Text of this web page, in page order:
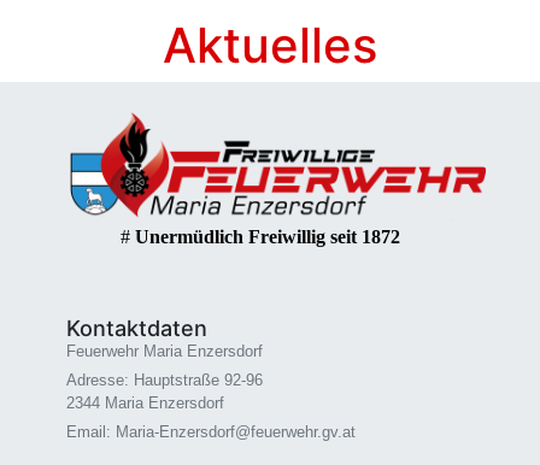
Aktuelles
# Unermüdlich Freiwillig seit 1872
Kontaktdaten
Feuerwehr Maria Enzersdorf
Adresse: Hauptstraße 92-96
2344 Maria Enzersdorf
Email: Maria-Enzersdorf@feuerwehr.gv.at